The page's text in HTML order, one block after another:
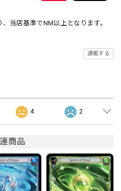
当店基準でNM以上となります。
通報する
4 2
商品